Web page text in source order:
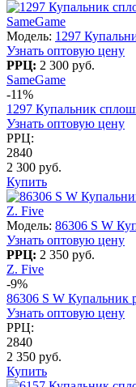
SameGame
Модель: 1297
Узнать оптовую цену
РРЦ: 2 300 руб.
SameGame
-11%
1297 Купальник
Узнать оптовую цену
РРЦ:
2840
2 300 руб.
Купить
Z. Five
Модель: 86306 S W
Узнать оптовую цену
РРЦ: 2 350 руб.
Z. Five
-9%
86306 S W Купальник
Узнать оптовую цену
РРЦ:
2840
2 350 руб.
Купить